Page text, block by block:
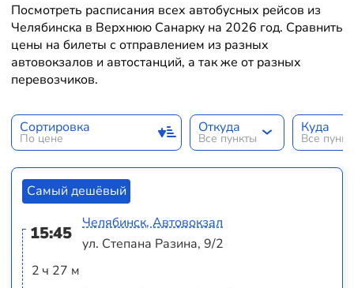
Посмотреть расписания всех автобусных рейсов из
Челябинска в Верхнюю Санарку на 2026 год. Сравнить
цены на билеты с отправлением из разных
автовокзалов и автостанций, а так же от разных
перевозчиков.
Сортировка
По цене
Откуда
Все пункты
Куда
Все
Самый дешёвый
15:45
2 ч 27 м
Челябинск, Автовокзал
ул. Степана Разина, 9/2